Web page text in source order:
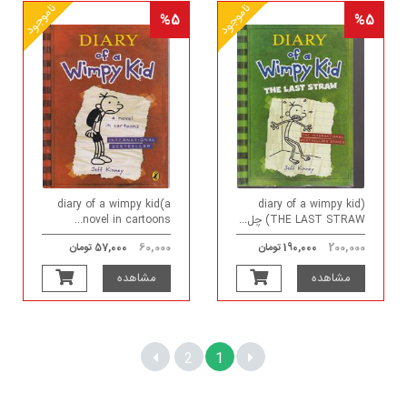
%5 ناموجود
(diary of a wimpy kid
(THE LAST STRAW چل...
200,000 190,000 تومان
مشاهده
%5 ناموجود
diary of a wimpy kid(a
novel in cartoons...
60,000 57,000 تومان
مشاهده
1
2